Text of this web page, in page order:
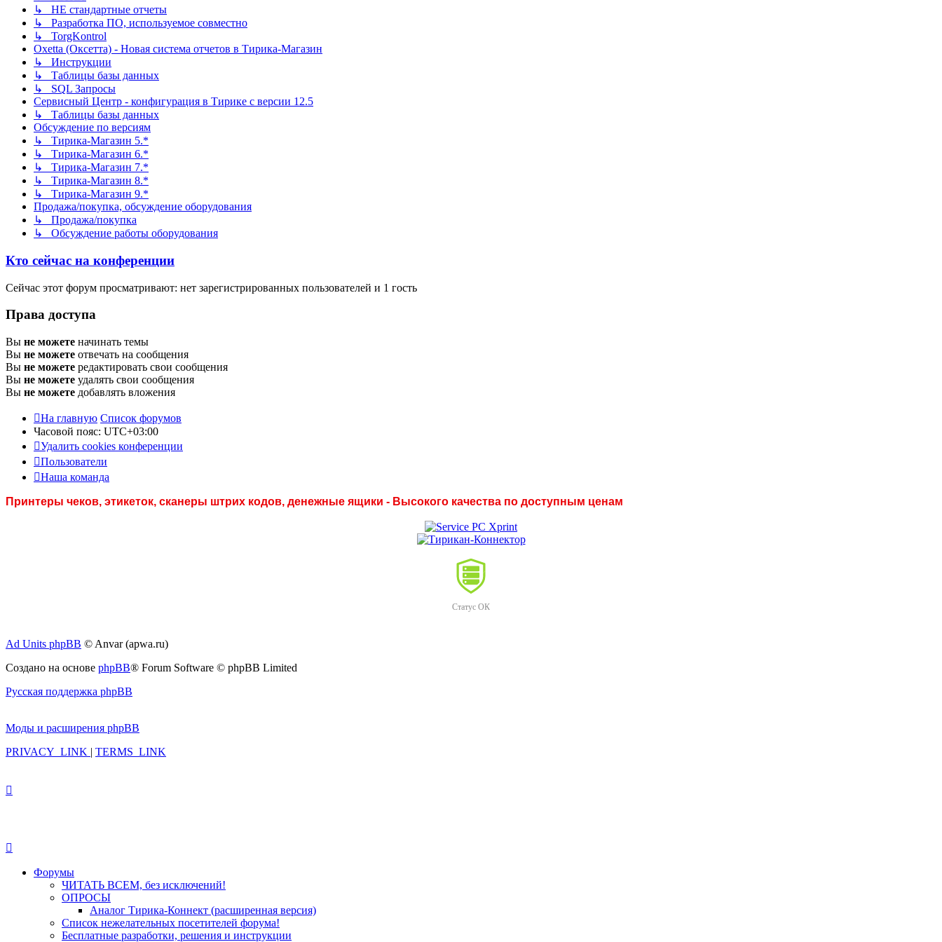
↳ НЕ стандартные отчеты
↳ Разработка ПО, используемое совместно
↳ TorgKontrol
Oxetta (Оксетта) - Новая система отчетов в Тирика-Магазин
↳ Инструкции
↳ Таблицы базы данных
↳ SQL Запросы
Сервисный Центр - конфигурация в Тирике с версии 12.5
↳ Таблицы базы данных
Обсуждение по версиям
↳ Тирика-Магазин 5.*
↳ Тирика-Магазин 6.*
↳ Тирика-Магазин 7.*
↳ Тирика-Магазин 8.*
↳ Тирика-Магазин 9.*
Продажа/покупка, обсуждение оборудования
↳ Продажа/покупка
↳ Обсуждение работы оборудования
Кто сейчас на конференции
Сейчас этот форум просматривают: нет зарегистрированных пользователей и 1 гость
Права доступа
Вы не можете начинать темы
Вы не можете отвечать на сообщения
Вы не можете редактировать свои сообщения
Вы не можете удалять свои сообщения
Вы не можете добавлять вложения
На главную Список форумов
Часовой пояс: UTC+03:00
Удалить cookies конференции
Пользователи
Наша команда
Принтеры чеков, этикеток, сканеры штрих кодов, денежные ящики - Высокого качества по доступным ценам
Статус ОК
Ad Units phpBB © Anvar (apwa.ru)
Создано на основе phpBB® Forum Software © phpBB Limited
Русская поддержка phpBB
Моды и расширения phpBB
PRIVACY_LINK | TERMS_LINK
Форумы
ЧИТАТЬ ВСЕМ, без исключений!
ОПРОСЫ
Аналог Тирика-Коннект (расширенная версия)
Список нежелательных посетителей форума!
Бесплатные разработки, решения и инструкции